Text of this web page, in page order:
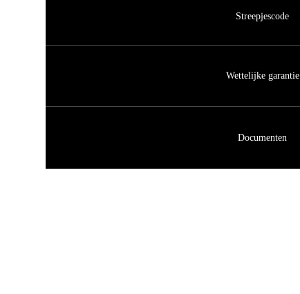
Streepjescode
Wettelijke garantie
Documenten